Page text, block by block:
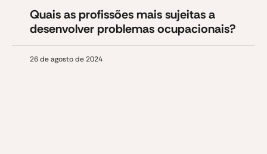
Quais as profissões mais sujeitas a
desenvolver problemas ocupacionais?
26 de agosto de 2024